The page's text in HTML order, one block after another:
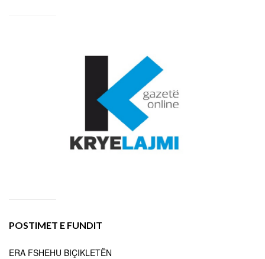
POSTIMET E FUNDIT
ERA FSHEHU BIÇIKLETËN